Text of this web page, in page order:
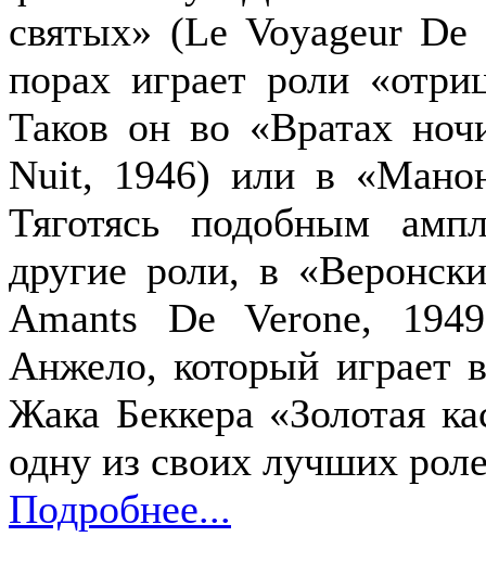
святых» (Le Voyageur
порах играет роли
Таков он во «Вратах
Nuit, 1946) или в
Тяготясь подобным
другие роли, в
Amants De Verone,
Анжело, который играет
Жака Беккера «Золотая
одну из своих лучших
Подробнее...